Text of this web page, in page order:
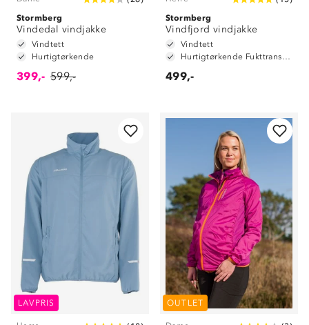
Stormberg
Vindedal vindjakke
Vindtett
Hurtigtørkende
399,- 599,-
Stormberg
Vindfjord vindjakke
Vindtett
Hurtigtørkende Fukttransporterende
499,-
LAVPRIS OUTLET